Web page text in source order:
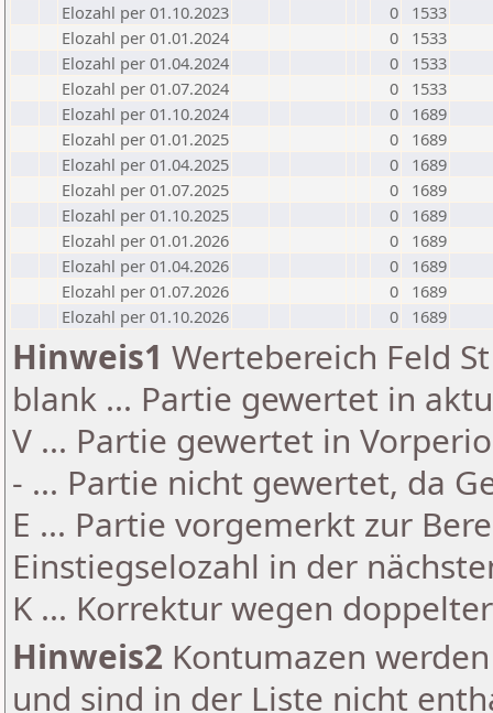
Elozahl per 01.10.2023
0
1533
Elozahl per 01.01.2024
0
1533
Elozahl per 01.04.2024
0
1533
Elozahl per 01.07.2024
0
1533
Elozahl per 01.10.2024
0
1689
Elozahl per 01.01.2025
0
1689
Elozahl per 01.04.2025
0
1689
Elozahl per 01.07.2025
0
1689
Elozahl per 01.10.2025
0
1689
Elozahl per 01.01.2026
0
1689
Elozahl per 01.04.2026
0
1689
Elozahl per 01.07.2026
0
1689
Elozahl per 01.10.2026
0 1689
Hinweis1 Wertebereich Feld
blank ... Partie gewertet in
V ... Partie gewertet in
- ... Partie nicht gewertet, da
E ... Partie vorgemerkt zur
Einstiegselozahl in der
K ... Korrektur wegen
Hinweis2 Kontumazen
und sind in der Liste nicht